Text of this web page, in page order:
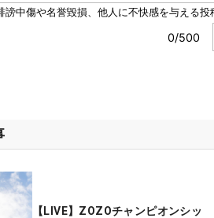
【LIVE】ZOZOチャンピオンシッ